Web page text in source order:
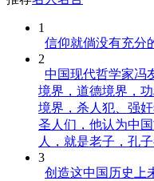
1
信仰就倘没有充分
2
中国现代哲学家冯
境界，道德境界，
境界，杀人犯、强
圣人们，他认为中
人，就是老子，孔
3
创造这中国历史上